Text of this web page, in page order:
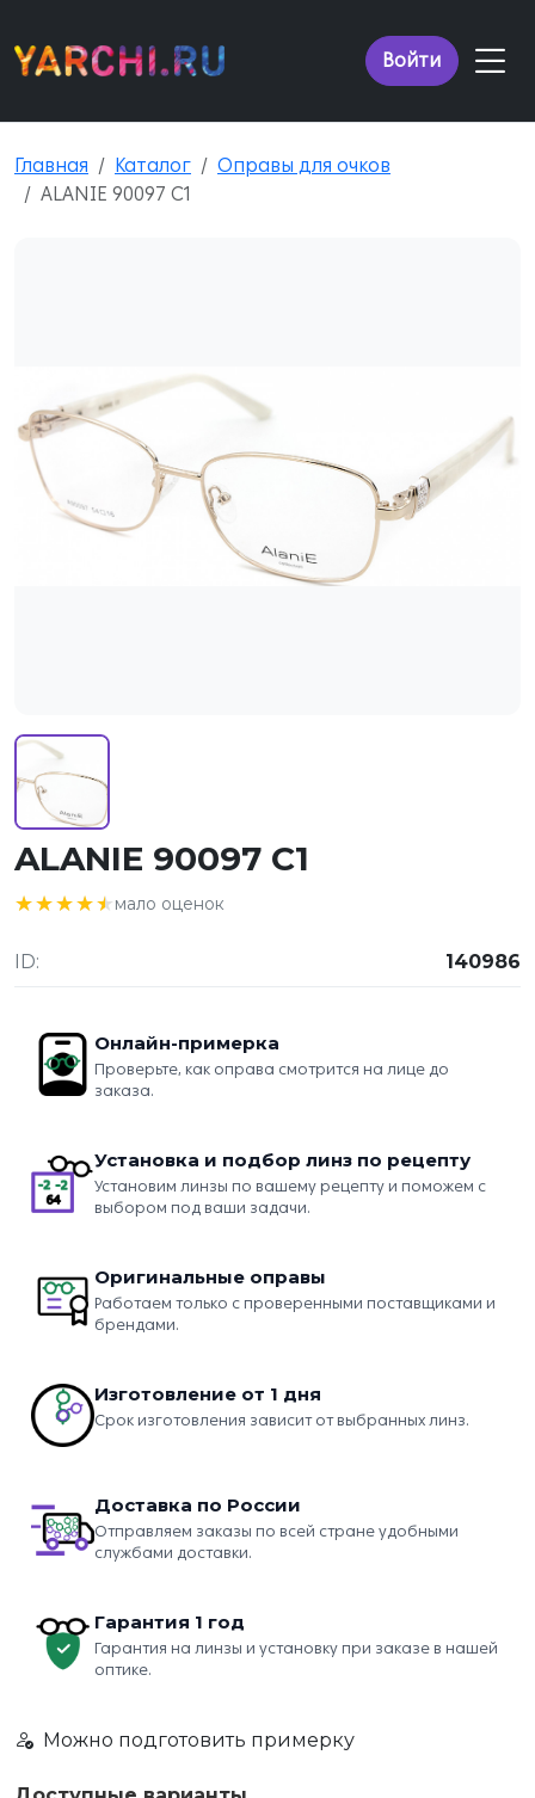
Войти
Главная Каталог
Оправы для очков
ALANIE 90097 C1
ALANIE 90097 C1
★★★★★
★★★★★мало оценок
ID: 140986
Онлайн-примерка
Проверьте, как оправа смотрится на лице до
заказа.
Установка и подбор линз по рецепту
Установим линзы по вашему рецепту и поможем с
выбором под ваши задачи.
Оригинальные оправы
Работаем только с проверенными поставщиками и
брендами.
Изготовление от 1 дня
Срок изготовления зависит от выбранных линз.
Доставка по России
Отправляем заказы по всей стране удобными
службами доставки.
Гарантия 1 год
Гарантия на линзы и установку при заказе в нашей
оптике.
Можно подготовить примерку